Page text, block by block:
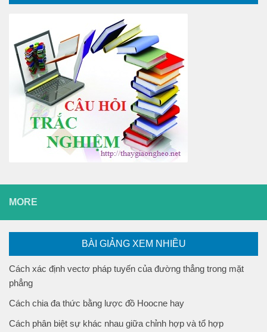
MORE
BÀI GIẢNG XEM NHIỀU
Cách xác định vectơ pháp tuyến của đường thẳng trong mặt
phẳng
Cách chia đa thức bằng lược đồ Hoocne hay
Cách phân biệt sự khác nhau giữa chỉnh hợp và tổ hợp